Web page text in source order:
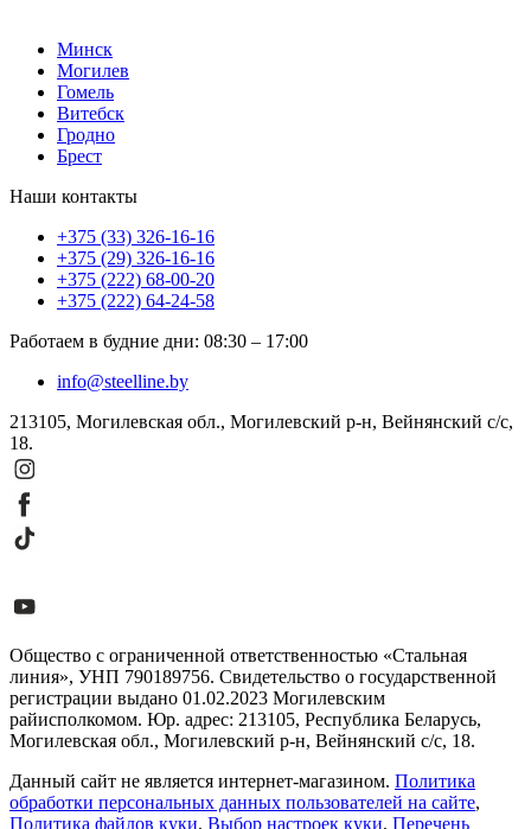
Минск
Могилев
Гомель
Витебск
Гродно
Брест
Наши контакты
+375 (33) 326-16-16
+375 (29) 326-16-16
+375 (222) 68-00-20
+375 (222) 64-24-58
Работаем в будние дни: 08:30 – 17:00
info@steelline.by
213105, Могилевская обл., Могилевский р-н, Вейнянский с/с,
18.
Общество с ограниченной ответственностью «Стальная
линия», УНП 790189756. Свидетельство о государственной
регистрации выдано 01.02.2023 Могилевским
райисполкомом. Юр. адрес: 213105, Республика Беларусь,
Могилевская обл., Могилевский р-н, Вейнянский с/с, 18.
Данный сайт не является интернет-магазином. Политика
обработки персональных данных пользователей на сайте,
Политика файлов куки, Выбор настроек куки, Перечень